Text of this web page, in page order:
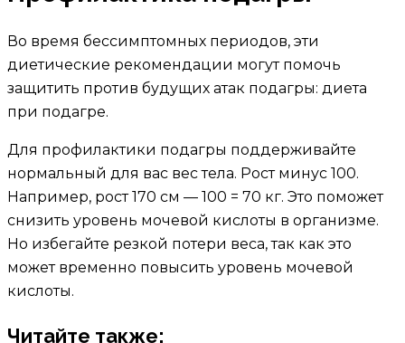
Во время бессимптомных периодов, эти
диетические рекомендации могут помочь
защитить против будущих атак подагры: диета
при подагре.
Для профилактики подагры поддерживайте
нормальный для вас вес тела. Рост минус 100.
Например, рост 170 см — 100 = 70 кг. Это поможет
снизить уровень мочевой кислоты в организме.
Но избегайте резкой потери веса, так как это
может временно повысить уровень мочевой
кислоты.
Читайте также: